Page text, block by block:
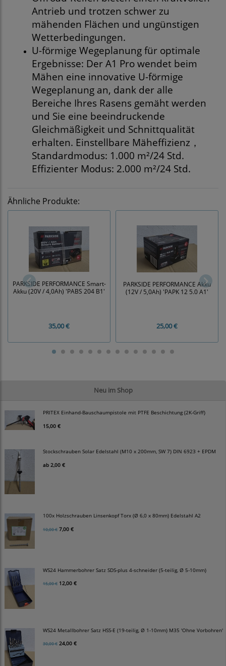
Neu im Shop
PRITEX Einhand-Bauschaumpistole mit PTFE Beschichtung (2K-Griff)
15,00 €
Stockschrauben Solar Edelstahl (M10 x 200mm, SW 7) DIN 6923 + EPDM
ab 2,00 €
100x Holzschrauben Linsenkopf Torx (Ø 6,0 x 80mm) Edelstahl A2
10,00 € 7,00 €
WS24 Hammerbohrer Satz SDS-plus 4-schneider (5-teilig, Ø 5-10mm)
15,00 € 12,00 €
WS24 Metallbohrer Satz HSS-E (19-teilig, Ø 1-10mm) M35 'Ohne Vorbohren'
30,00 € 24,00 €
Antrieb und trotzen schwer zu
mähenden Flächen und ungünstigen
Wetterbedingungen.
U-förmige Wegeplanung für optimale
Ergebnisse: Der A1 Pro wendet beim
Mähen eine innovative U-förmige
Wegeplanung an, dank der alle
Bereiche Ihres Rasens gemäht werden
und Sie eine beeindruckende
Gleichmäßigkeit und Schnittqualität
erhalten. Einstellbare Mäheffizienz，
Standardmodus: 1.000 m²/24 Std.
Effizienter Modus: 2.000 m²/24 Std.
Ähnliche Produkte:
PARKSIDE PERFORMANCE Smart-
Akku (20V / 4,0Ah) 'PABS 204 B1'
35,00 €
PARKSIDE PERFORMANCE Akku
(12V / 5,0Ah) 'PAPK 12 5.0 A1'
25,00 €